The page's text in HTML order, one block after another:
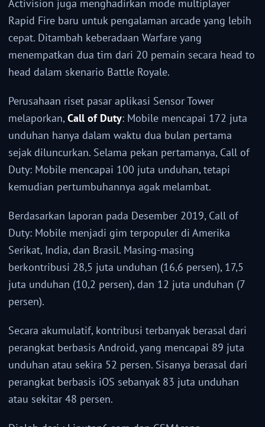
Activision juga menghadirkan mode multiplayer
Rapid Fire baru untuk pengalaman arcade yang lebih
cepat. Ditambah keberadaan Warfare yang
menempatkan dua tim dari 20 pemain secara head to
head dalam skenario Battle Royale.
Perusahaan riset pasar aplikasi Sensor Tower
melaporkan,Call of Duty: Mobile mencapai 172 juta
unduhan hanya dalam waktu dua bulan pertama
sejak diluncurkan. Selama pekan pertamanya, Call of
Duty: Mobile mencapai 100 juta unduhan, tetapi
kemudian pertumbuhannya agak melambat.
Berdasarkan laporan pada Desember 2019, Call of
Duty: Mobile menjadi gim terpopuler di Amerika
Serikat, India, dan Brasil. Masing-masing
berkontribusi 28,5 juta unduhan (16,6 persen), 17,5
juta unduhan (10,2 persen), dan 12 juta unduhan (7
persen).
Secara akumulatif, kontribusi terbanyak berasal dari
perangkat berbasis Android, yang mencapai 89 juta
unduhan atau sekira 52 persen. Sisanya berasal dari
perangkat berbasis iOS sebanyak 83 juta unduhan
atau sekitar 48 persen.